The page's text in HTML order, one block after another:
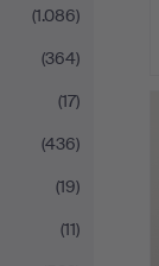
(1.086)
(364)
(17)
(436)
(19)
(11)